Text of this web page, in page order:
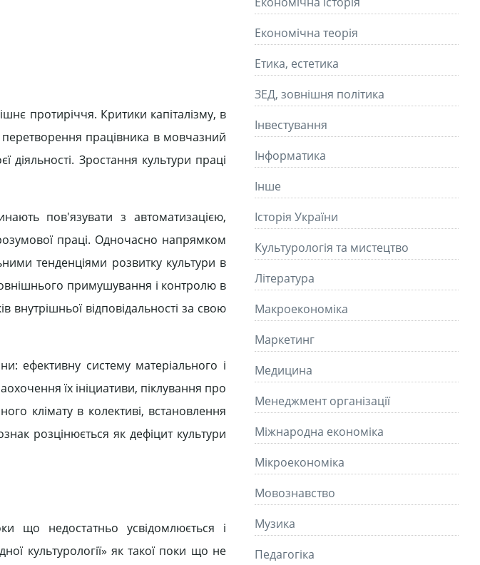
протиріччя. Критики капіталізму, в
перетворення працівника в мовчазний
діяльності. Зростання культури праці
пов'язувати з автоматизацією,
праці. Одночасно напрямком
тенденціями розвитку культури в
примушування і контролю в
внутрішньої відповідальності за свою
ефективну систему матеріального і
їх ініциативи, піклування про
клімату в колективі, встановлення
розцінюється як дефіцит культури
що недостатньо усвідомлюється і
культурології» як такої поки що не
Економічна теорія
Етика, естетика
ЗЕД, зовнішня політика
Інвестування
Інформатика
Інше
Історія України
Культурологія та мистецтво
Літературa
Макроекономіка
Маркетинг
Медицина
Менеджмент організації
Міжнародна економіка
Мікроекономіка
Мовознавство
Музика
Педагогіка